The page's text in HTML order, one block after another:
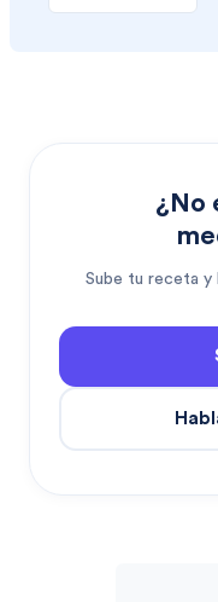
¿No
Sube tu receta